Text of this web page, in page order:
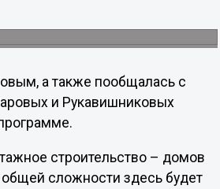
а также пообщалась с
и Рукавишниковых
строительство – домов
сложности здесь будет